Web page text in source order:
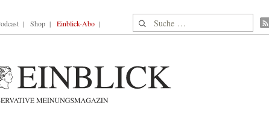
Shop Einblick-Abo Suche nach: